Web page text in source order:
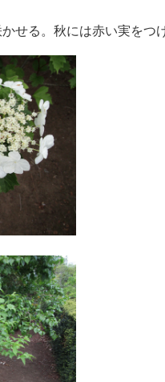
せる。秋には赤い実をつ